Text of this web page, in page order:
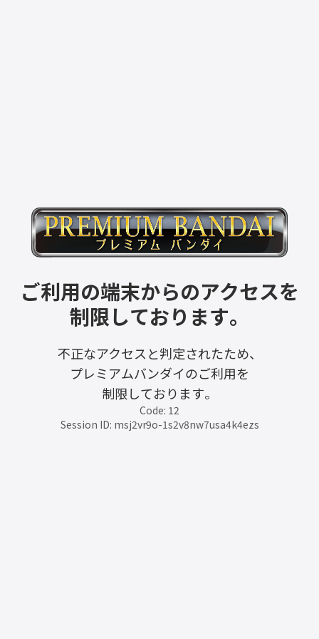
ご利用の端末からのアクセスを
制限しております。
不正なアクセスと判定されたため、
プレミアムバンダイのご利用を
制限しております。
Code: 12
Session ID: msj2vr9o-1s2v8nw7usa4k4ezs